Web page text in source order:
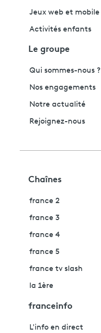
Jeux web et mobile
Activités enfants
Le groupe
Qui sommes-nous ?
Nos engagements
Notre actualité
Rejoignez-nous
Chaînes
france 2
france 3
france 4
france 5
france tv slash
la 1ère
franceinfo
L'info en direct